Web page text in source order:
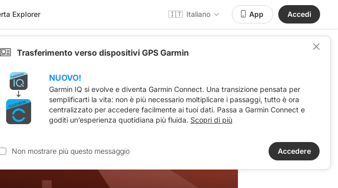
Explorer 🇮🇹 Italiano App Accedi
La Manda
Trasferimento verso dispositivi GPS Garmin
NUOVO!
Garmin IQ si evolve e diventa Garmin Connect. Una transizione pensata per
semplificarti la vita: non è più necessario moltiplicare i passaggi, tutto è ora
centralizzato per accedere facilmente ai tuoi dati. Passa a Garmin Connect e
goditi un’esperienza quotidiana più fluida. Scopri di più
Non mostrare più questo messaggio Accedere